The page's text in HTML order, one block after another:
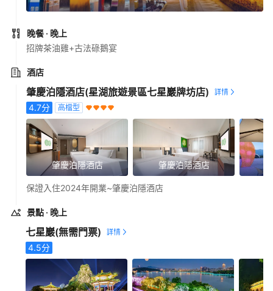
晚餐 · 晚上
招牌茶油雞+古法碌鵝宴
酒店
肇慶泊隱酒店(星湖旅遊景區七星巖牌坊店)
4.7分 高檔型
肇慶泊隱酒店 肇慶泊隱酒店
保證入住2024年開業~肇慶泊隱酒店
景點 · 晚上
七星巖(無需門票)
4.5分